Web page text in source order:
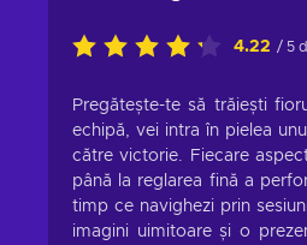
4.22 / 5
Pregătește-te să trăiești
echipă, vei intra în pielea
către victorie. Fiecare
până la reglarea fină a
timp ce navighezi prin
imagini uimitoare și o